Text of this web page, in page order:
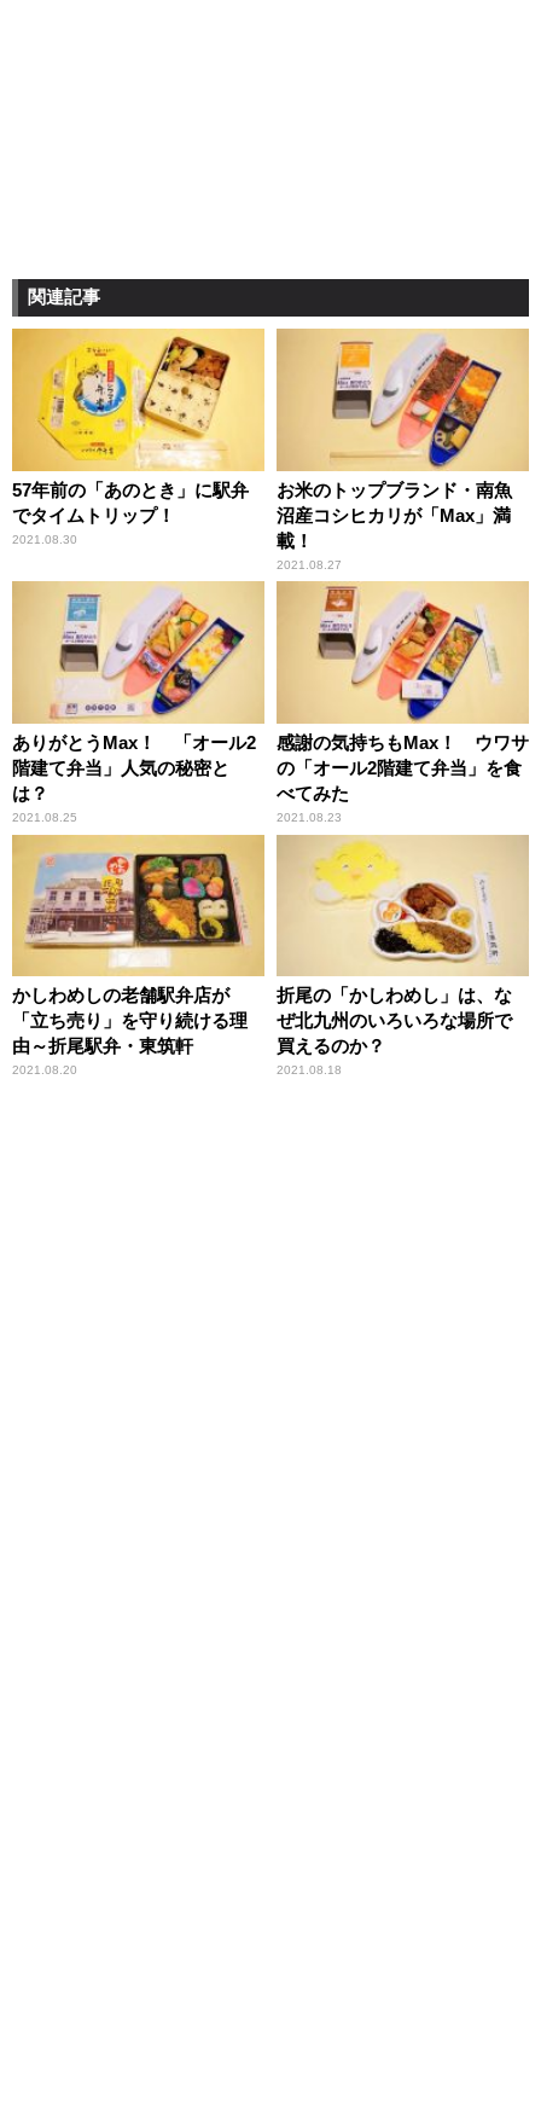
関連記事
57年前の「あのとき」に駅弁
でタイムトリップ！
2021.08.30
お米のトップブランド・南魚
沼産コシヒカリが「Max」満
載！
2021.08.27
ありがとうMax！ 「オール2
階建て弁当」人気の秘密と
は？
2021.08.25
感謝の気持ちもMax！ ウワサ
の「オール2階建て弁当」を食
べてみた
2021.08.23
かしわめしの老舗駅弁店が
「立ち売り」を守り続ける理
由～折尾駅弁・東筑軒
2021.08.20
折尾の「かしわめし」は、な
ぜ北九州のいろいろな場所で
買えるのか？
2021.08.18